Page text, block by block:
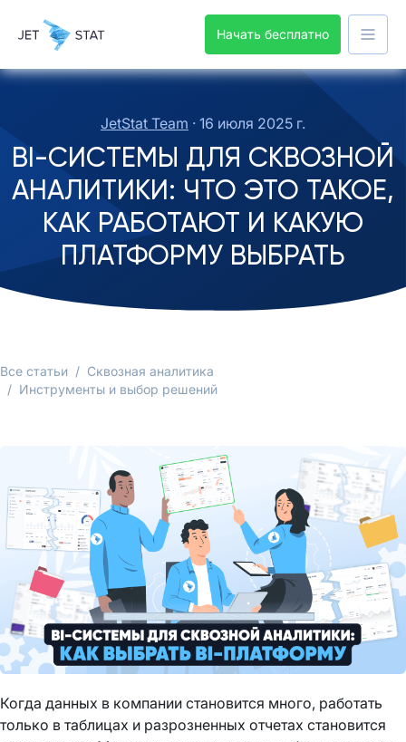
Начать бесплатно
JetStat Team · 16 июля 2025 г.
BI-СИСТЕМЫ ДЛЯ СКВОЗНОЙ
АНАЛИТИКИ: ЧТО ЭТО ТАКОЕ,
КАК РАБОТАЮТ И КАКУЮ
ПЛАТФОРМУ ВЫБРАТЬ
Все статьи / Сквозная аналитика
/ Инструменты и выбор решений
Когда данных в компании становится много, работать
только в таблицах и разрозненных отчетах становится